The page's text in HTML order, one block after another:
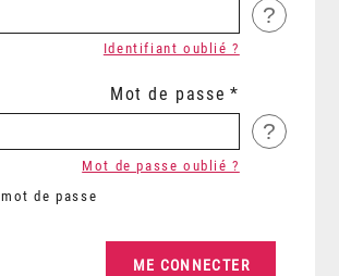
?
Identifiant oublié ?
Mot de passe
?
mot de passe
Mot de passe oublié ?